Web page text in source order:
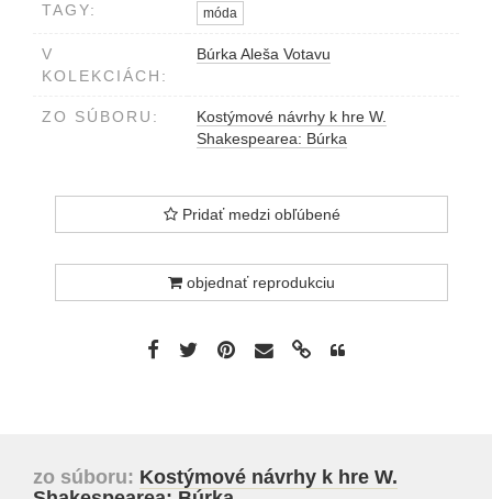
TAGY: móda
V
KOLEKCIÁCH:
Búrka Aleša Votavu
ZO SÚBORU:
Kostýmové návrhy k hre W.
Shakespearea: Búrka
Pridať medzi obľúbené
objednať reprodukciu
zo súboru: Kostýmové návrhy k hre W.